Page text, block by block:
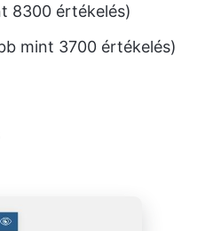
8300 értékelés)
mint 3700 értékelés)